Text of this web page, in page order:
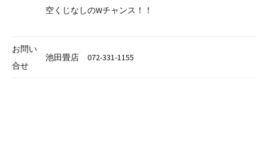
空くじなしのWチャンス！！
お問い
合せ
池田畳店 072-331-1155